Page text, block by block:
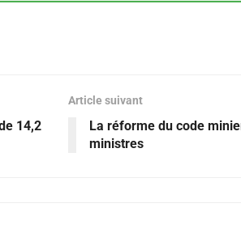
14,2
Article suivant
La réforme du code
ministres